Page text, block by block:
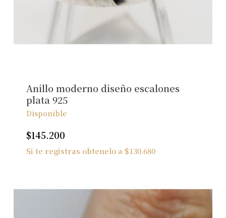
Anillo moderno diseño escalones
plata 925
Disponible
$145.200
Si te registras obtenelo a $130.680